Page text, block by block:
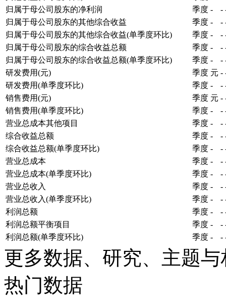
归属于母公司股东的净利润
季度 - -
归属于母公司股东的其他综合收益
季度 - -
归属于母公司股东的其他综合收益(单季度环比)
季度 - -
归属于母公司股东的综合收益总额
季度 - -
归属于母公司股东的综合收益总额(单季度环比)
季度 - -
研发费用(元)
季度 元 -
研发费用(单季度环比)
季度 - -
销售费用(元)
季度 元 -
销售费用(单季度环比)
季度 - -
营业总成本其他项目
季度 - -
综合收益总额
季度 - -
综合收益总额(单季度环比)
季度 - -
营业总成本
季度 - -
营业总成本(单季度环比)
季度 - -
营业总收入
季度 - -
营业总收入(单季度环比)
季度 - -
利润总额
季度 - -
利润总额平衡项目
季度 - -
利润总额(单季度环比)
季度 - -
更多数据、研究、主题
热门数据